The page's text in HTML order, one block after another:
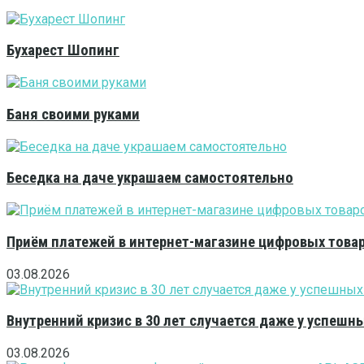
Бухарест Шопинг
Баня своими руками
Беседка на даче украшаем самостоятельно
Приём платежей в интернет-магазине цифровых
03.08.2026
Внутренний кризис в 30 лет случается даже у
03.08.2026